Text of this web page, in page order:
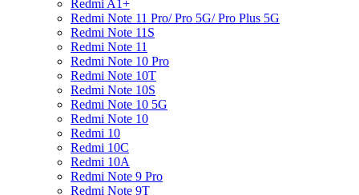
Redmi A1+
Redmi Note 11 Pro/ Pro 5G/ Pro Plus 5G
Redmi Note 11S
Redmi Note 11
Redmi Note 10 Pro
Redmi Note 10T
Redmi Note 10S
Redmi Note 10 5G
Redmi Note 10
Redmi 10
Redmi 10C
Redmi 10A
Redmi Note 9 Pro
Redmi Note 9T